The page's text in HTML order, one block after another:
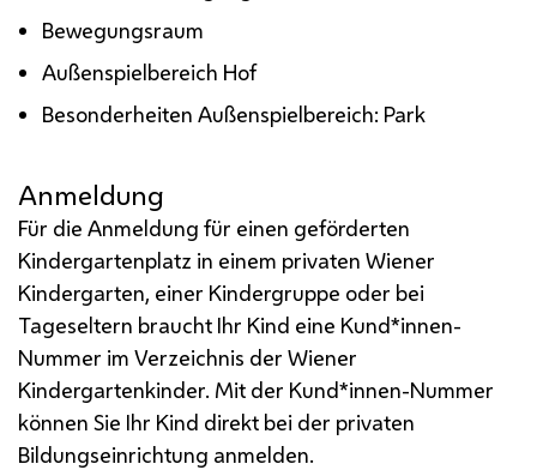
Bewegungsraum
Außenspielbereich Hof
Besonderheiten Außenspielbereich: Park
Anmeldung
Für die Anmeldung für einen geförderten
Kindergartenplatz in einem privaten Wiener
Kindergarten, einer Kindergruppe oder bei
Tageseltern braucht Ihr Kind eine Kund*innen-
Nummer im Verzeichnis der Wiener
Kindergartenkinder. Mit der Kund*innen-Nummer
können Sie Ihr Kind direkt bei der privaten
Bildungseinrichtung anmelden.